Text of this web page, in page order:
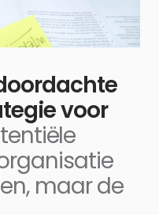
voor
maar de